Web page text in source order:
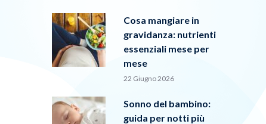
Cosa mangiare in
gravidanza: nutrienti
essenziali mese per
mese
22 Giugno 2026
Sonno del bambino:
guida per notti più